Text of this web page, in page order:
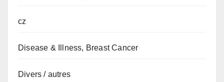
cz
Disease & Illness, Breast Cancer
Divers / autres